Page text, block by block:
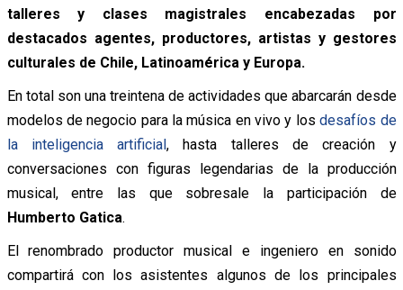
talleres y clases magistrales encabezadas por
destacados agentes, productores, artistas y gestores
culturales de Chile, Latinoamérica y Europa.
En total son una treintena de actividades que abarcarán desde
modelos de negocio para la música en vivo y losdesafíos de
la inteligencia artificial, hasta talleres de creación y
conversaciones con figuras legendarias de la producción
musical, entre las que sobresale la participación de
Humberto Gatica.
El renombrado productor musical e ingeniero en sonido
compartirá con los asistentes algunos de los principales